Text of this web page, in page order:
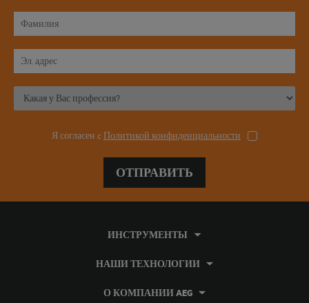
Я согласен c Политикой конфиденциальности
ОТПРАВИТЬ
ИНСТРУМЕНТЫ
НАШИ ТЕХНОЛОГИИ
О КОМПАНИИ AEG